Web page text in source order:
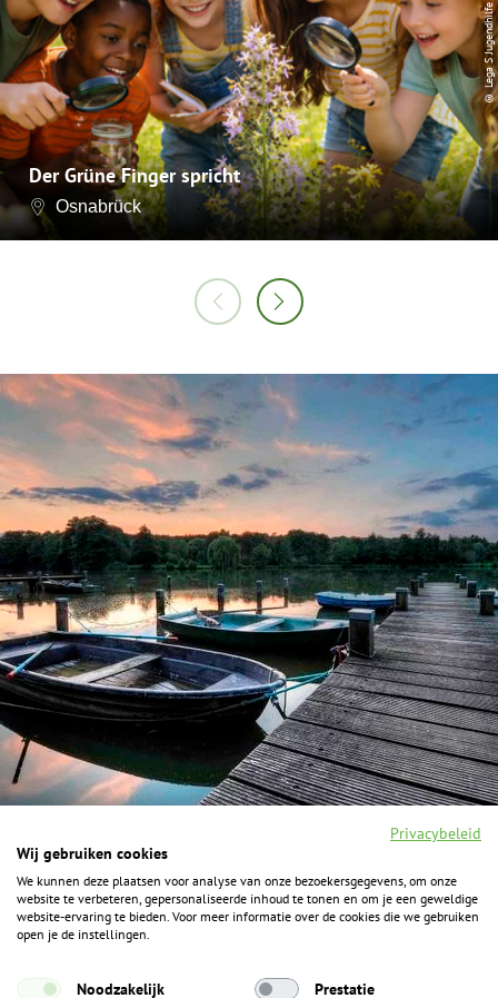
Der Grüne Finger spricht
Osnabrück
© Lega S Jugendhilfe
F
a
c
o
I
n
s
g
Y
o
u
b
P
i
n
ALGEMENE INFORMATIE
Privacybeleid
Wij gebruiken cookies
We kunnen deze plaatsen voor analyse van onze bezoekersgegevens, om onze
website te verbeteren, gepersonaliseerde inhoud te tonen en om je een geweldige
website-ervaring te bieden. Voor meer informatie over de cookies die we gebruiken
open je de instellingen.
Noodzakelijk Prestatie